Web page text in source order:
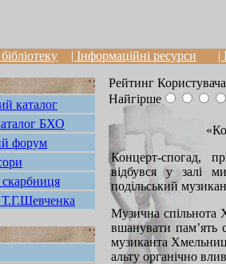
| Інформаційні ресурси |
каталог
БХО
форум
Рейтинг
Найгірше
Концерт-спогад,
відбувся у залі
подільський
Музична спільнота
вшанувати пам’ять
музиканта
альту органічно